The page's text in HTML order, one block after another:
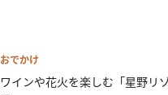
おでかけ
ワインや花火を楽しむ「星野リ